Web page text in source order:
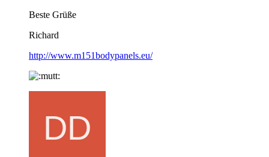
Beste Grüße
Richard
http://www.m151bodypanels.eu/